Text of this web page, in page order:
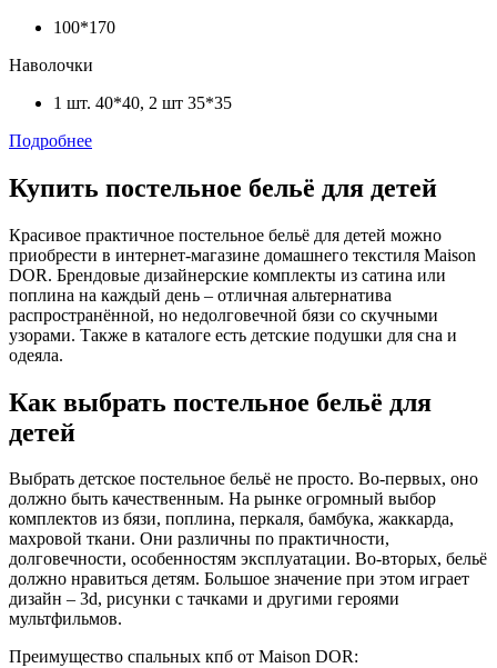
100*170
Наволочки
1 шт. 40*40, 2 шт 35*35
Подробнее
Купить постельное бельё для детей
Красивое практичное постельное бельё для детей можно
приобрести в интернет-магазине домашнего текстиля Maison
DOR. Брендовые дизайнерские комплекты из сатина или
поплина на каждый день – отличная альтернатива
распространённой, но недолговечной бязи со скучными
узорами. Также в каталоге есть детские подушки для сна и
одеяла.
Как выбрать постельное бельё для
детей
Выбрать детское постельное бельё не просто. Во-первых, оно
должно быть качественным. На рынке огромный выбор
комплектов из бязи, поплина, перкаля, бамбука, жаккарда,
махровой ткани. Они различны по практичности,
долговечности, особенностям эксплуатации. Во-вторых, бельё
должно нравиться детям. Большое значение при этом играет
дизайн – 3d, рисунки с тачками и другими героями
мультфильмов.
Преимущество спальных кпб от Maison DOR: